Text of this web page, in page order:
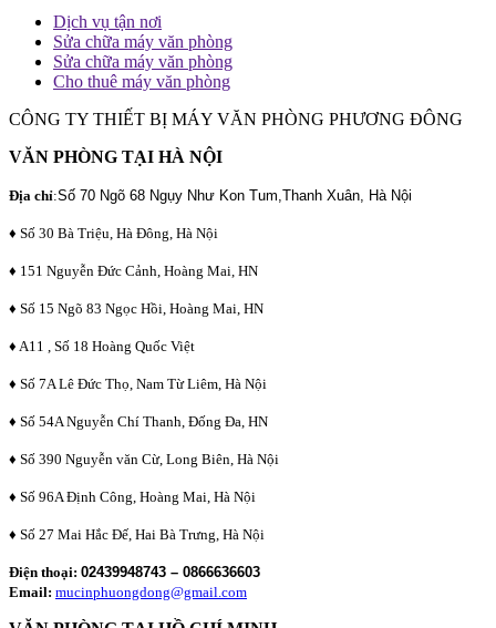
Dịch vụ tận nơi
Sửa chữa máy văn phòng
Sửa chữa máy văn phòng
Cho thuê máy văn phòng
CÔNG TY THIẾT BỊ MÁY VĂN PHÒNG PHƯƠNG ĐÔNG
VĂN PHÒNG TẠI HÀ NỘI
Địa chỉ:Số 70 Ngõ 68 Ngụy Như Kon Tum,Thanh Xuân, Hà Nội
♦ Số 30 Bà Triệu, Hà Đông, Hà Nội
♦ 151 Nguyễn Đức Cảnh, Hoàng Mai, HN
♦ Số 15 Ngõ 83 Ngọc Hồi, Hoàng Mai, HN
♦ A11 , Số 18 Hoàng Quốc Việt
♦ Số 7A Lê Đức Thọ, Nam Từ Liêm, Hà Nội
♦ Số 54A Nguyễn Chí Thanh, Đống Đa, HN
♦ Số 390 Nguyễn văn Cừ, Long Biên, Hà Nội
♦ Số 96A Định Công, Hoàng Mai, Hà Nội
♦ Số 27 Mai Hắc Đế, Hai Bà Trưng, Hà Nội
Điện thoại: 02439948743 – 0866636603
Email: mucinphuongdong@gmail.com